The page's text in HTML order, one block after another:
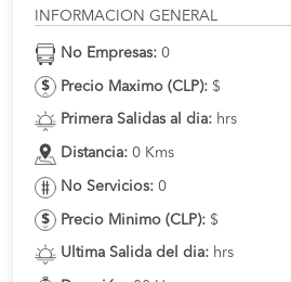
INFORMACION GENERAL
No Empresas: 0
Precio Maximo (CLP): $
Primera Salidas al dia: hrs
Distancia: 0 Kms
No Servicios: 0
Precio Minimo (CLP): $
Ultima Salida del dia: hrs